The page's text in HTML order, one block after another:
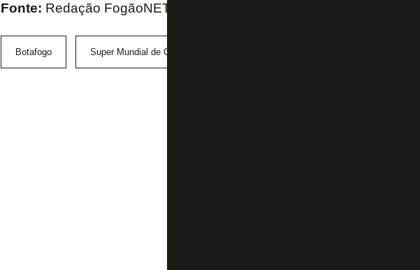
Fonte: Redação FogãoNET e GE
Botafogo Super Mundial de Clubes